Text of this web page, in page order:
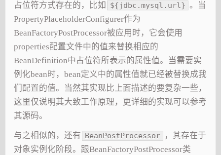
占位符方式存在的，比如
${jdbc.mysql.url} 。当
PropertyPlaceholderConfigurer作为
BeanFactoryPostProcessor被应用时，它会使用
properties配置文件中的值来替换相应的
BeanDefinition中占位符所表示的属性值。当需要实
例化bean时，bean定义中的属性值就已经被替换成我
们配置的值。当然其实现比上面描述的要复杂一些，
这里仅说明其大致工作原理，更详细的实现可以参考
其源码。
与之相似的，还有 BeanPostProcessor
，其存在于
对象实例化阶段。跟BeanFactoryPostProcessor类